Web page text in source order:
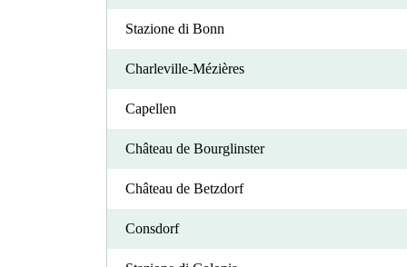
Stazione di Bonn
Charleville-Mézières
Capellen
Château de Bourglinster
Château de Betzdorf
Consdorf